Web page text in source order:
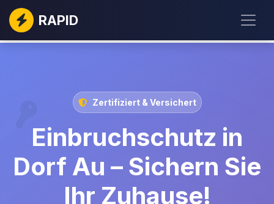
RAPID
Zertifiziert & Versichert
Einbruchschutz in
Dorf Au – Sichern Sie
Ihr Zuhause!